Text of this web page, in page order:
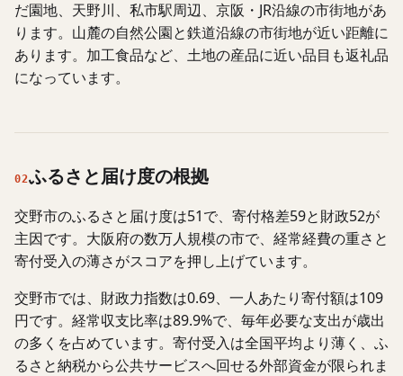
だ園地、天野川、私市駅周辺、京阪・JR沿線の市街地があ
ります。山麓の自然公園と鉄道沿線の市街地が近い距離に
あります。加工食品など、土地の産品に近い品目も返礼品
になっています。
02ふるさと届け度の根拠
交野市のふるさと届け度は51で、寄付格差59と財政52が
主因です。大阪府の数万人規模の市で、経常経費の重さと
寄付受入の薄さがスコアを押し上げています。
交野市では、財政力指数は0.69、一人あたり寄付額は109
円です。経常収支比率は89.9%で、毎年必要な支出が歳出
の多くを占めています。寄付受入は全国平均より薄く、ふ
るさと納税から公共サービスへ回せる外部資金が限られま